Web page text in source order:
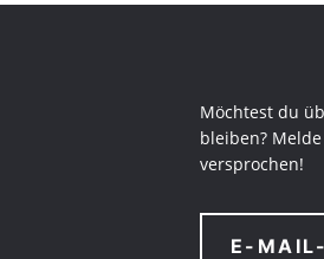
Möchtest du
bleiben?
versprochen!